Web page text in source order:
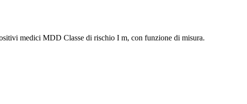
medici MDD Classe di rischio I m, con funzione di misura.